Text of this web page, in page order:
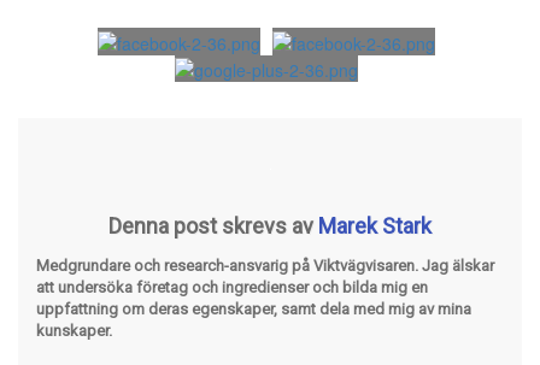
Denna post skrevs av Marek Stark
Medgrundare och research-ansvarig på Viktvägvisaren. Jag älskar
att undersöka företag och ingredienser och bilda mig en
uppfattning om deras egenskaper, samt dela med mig av mina
kunskaper.